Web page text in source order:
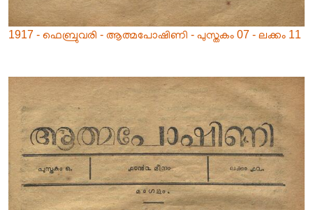
1917 - ഫെബ്രുവരി - ആത്മപോഷിണി - പുസ്തകം 07 - ലക്കം 11